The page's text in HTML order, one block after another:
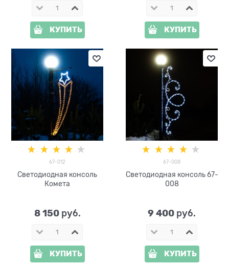
КУПИТЬ КУПИТЬ
67-012
Светодиодная консоль
Комета
8 150 руб.
КУПИТЬ
67-008
Светодиодная консоль 67-
008
9 400 руб.
КУПИТЬ